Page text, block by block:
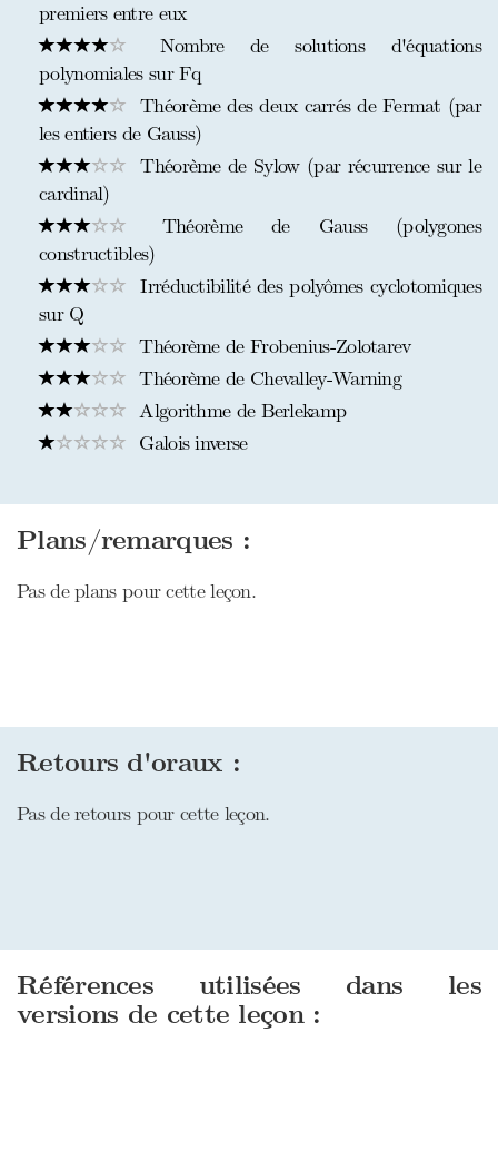
premiers entre eux
Nombre de solutions d'équations
polynomiales sur Fq
Théorème des deux carrés de Fermat (par
les entiers de Gauss)
Théorème de Sylow (par récurrence sur le
cardinal)
Théorème de Gauss (polygones
constructibles)
Irréductibilité des polyômes cyclotomiques
sur Q
Théorème de Frobenius-Zolotarev
Théorème de Chevalley-Warning
Algorithme de Berlekamp
Galois inverse
Plans/remarques :
Pas de plans pour cette leçon.
Retours d'oraux :
Pas de retours pour cette leçon.
Références utilisées dans les
versions de cette leçon :